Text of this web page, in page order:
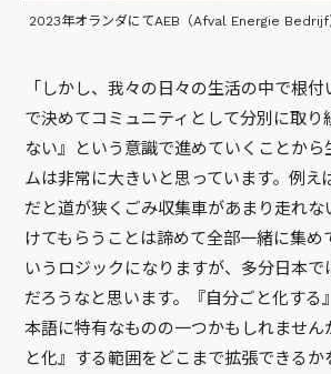
2023年オランダにてAEB（Afval Energie Bedrijf
「しかし、我々の日々の生活の中で根
で決めてコミュニティとして分別に取り
ない』という意識で進めていくことから
ムは非常に大きいと思っています。例え
だと道が狭くごみ収集車があまり走れな
けてもらうことは諦めて全部一緒に集め
いうロジックになりますが、多分日本で
だろうなと思います。『自分ごと化する
本語に特有なものの一つかもしれません
と化』する範囲をどこまで拡張できるか